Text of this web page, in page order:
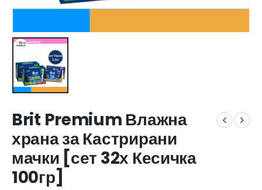
Brit Premium Влажна
храна за Кастрирани
мачки [сет 32х Кесичка
100гр]